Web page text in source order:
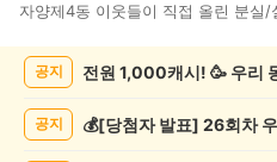
자양제4동 이웃들이 직접 올린 분실/
공지 전원 1,000캐시! 🥳 우리
공지